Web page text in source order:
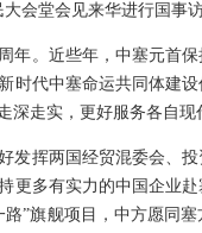
会堂会见来华进行国事
年。近些年，中塞元首
时代中塞命运共同体建
走实，更好服务各自现
发挥两国经贸混委会、
更多有实力的中国企业
”旗舰项目，中方愿同